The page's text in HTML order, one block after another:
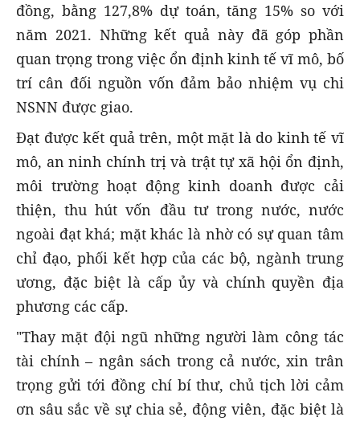
đồng, bằng 127,8% dự toán, tăng 15% so với
năm 2021. Những kết quả này đã góp phần
quan trọng trong việc ổn định kinh tế vĩ mô, bố
trí cân đối nguồn vốn đảm bảo nhiệm vụ chi
NSNN được giao.
Đạt được kết quả trên, một mặt là do kinh tế vĩ
mô, an ninh chính trị và trật tự xã hội ổn định,
môi trường hoạt động kinh doanh được cải
thiện, thu hút vốn đầu tư trong nước, nước
ngoài đạt khá; mặt khác là nhờ có sự quan tâm
chỉ đạo, phối kết hợp của các bộ, ngành trung
ương, đặc biệt là cấp ủy và chính quyền địa
phương các cấp.
"Thay mặt đội ngũ những người làm công tác
tài chính – ngân sách trong cả nước, xin trân
trọng gửi tới đồng chí bí thư, chủ tịch lời cảm
ơn sâu sắc về sự chia sẻ, động viên, đặc biệt là